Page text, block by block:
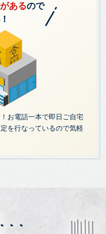
あるので
お電話一本で即日ご自宅
を行なっているので気軽